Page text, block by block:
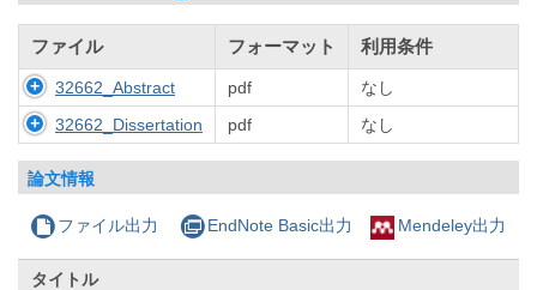
ファイル フォーマット 利用条件
32662_Abstract pdf
なし
32662_Dissertation
pdf なし
論文情報
ファイル出力 EndNote Basic出力 Mendeley出力
タイトル